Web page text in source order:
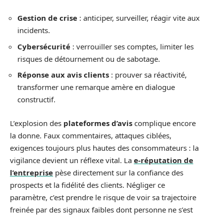
Gestion de crise : anticiper, surveiller, réagir vite aux
incidents.
Cybersécurité : verrouiller ses comptes, limiter les
risques de détournement ou de sabotage.
Réponse aux avis clients : prouver sa réactivité,
transformer une remarque amère en dialogue
constructif.
L’explosion des plateformes d’avis complique encore
la donne. Faux commentaires, attaques ciblées,
exigences toujours plus hautes des consommateurs : la
vigilance devient un réflexe vital. La e-réputation de
l’entreprise pèse directement sur la confiance des
prospects et la fidélité des clients. Négliger ce
paramètre, c’est prendre le risque de voir sa trajectoire
freinée par des signaux faibles dont personne ne s’est